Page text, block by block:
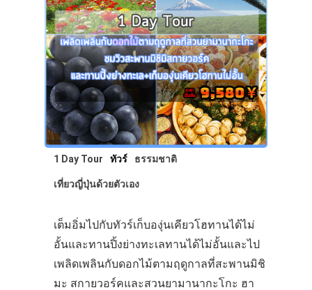
1 Day Tour ทัวร์ ธรรมชาติ
เที่ยวญี่ปุ่นด้วยตัวเอง
เต็มอิ่มไปกับทัวร์เก็บองุ่นเคียวโฮทานได้ไม่
อั้นและทานปิ้งย่างทะเลทานได้ไม่อั้นและไป
เพลิดเพลินกับดอกไม้ตามฤดูกาลที่สะพานมิชิ
มะ สกายวอร์คและสวนยามานากะโกะ ฮา